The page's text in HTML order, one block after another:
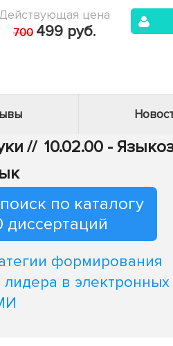
цена
700 499 руб.
// 10.02.00 -
по каталогу
формирования
в электронных